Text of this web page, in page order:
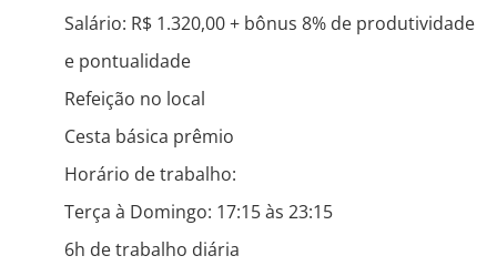
Salário: R$ 1.320,00 + bônus 8% de produtividade
e pontualidade
Refeição no local
Cesta básica prêmio
Horário de trabalho:
Terça à Domingo: 17:15 às 23:15
6h de trabalho diária